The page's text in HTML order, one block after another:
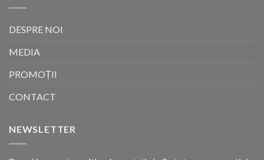
DESPRE NOI
MEDIA
PROMOȚII
CONTACT
NEWSLETTER